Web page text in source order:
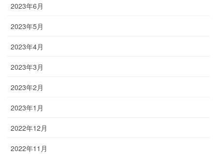
2023年6月
2023年5月
2023年4月
2023年3月
2023年2月
2023年1月
2022年12月
2022年11月